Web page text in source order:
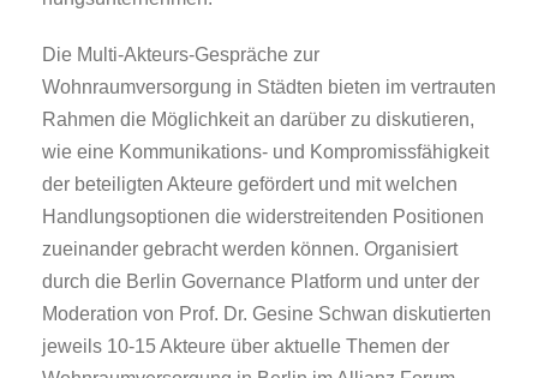
Die Multi-Akteurs-Gespräche zur
Wohnraumversorgung in Städten bieten im vertrauten
Rahmen die Möglichkeit an darüber zu diskutieren,
wie eine Kommunikations- und Kompromissfähigkeit
der beteiligten Akteure gefördert und mit welchen
Handlungsoptionen die widerstreitenden Positionen
zueinander gebracht werden können. Organisiert
durch die Berlin Governance Platform und unter der
Moderation von Prof. Dr. Gesine Schwan diskutierten
jeweils 10-15 Akteure über aktuelle Themen der